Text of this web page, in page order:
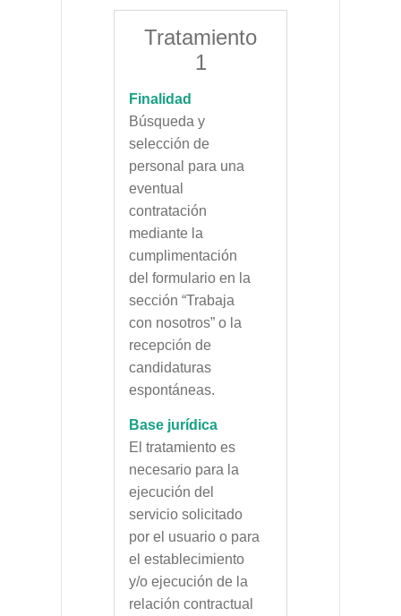
Tratamiento
1
Finalidad
Búsqueda y
selección de
personal para una
eventual
contratación
mediante la
cumplimentación
del formulario en la
sección “Trabaja
con nosotros” o la
recepción de
candidaturas
espontáneas.
Base jurídica
El tratamiento es
necesario para la
ejecución del
servicio solicitado
por el usuario o para
el establecimiento
y/o ejecución de la
relación contractual